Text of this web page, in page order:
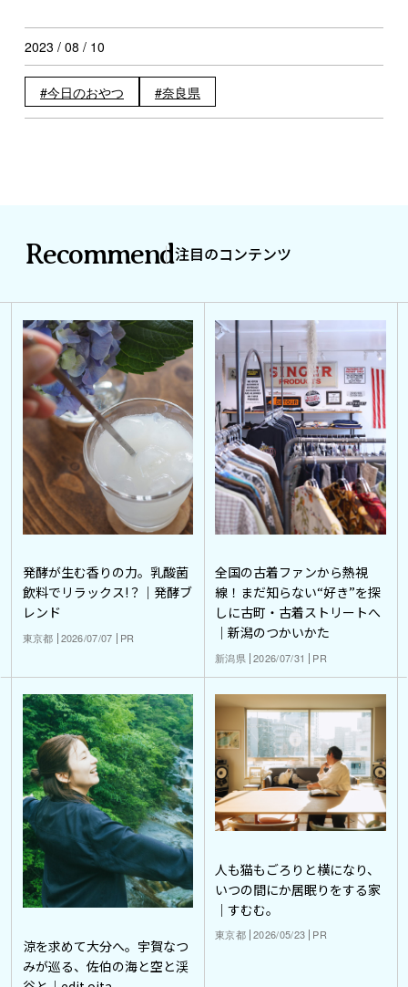
2023 / 08 / 10
今日のおやつ 奈良県
Recommend注目のコンテンツ
発酵が生む香りの力。乳酸菌
飲料でリラックス!？｜発酵ブ
レンド
東京都 2026/07/07 PR
全国の古着ファンから熱視
線！まだ知らない“好き”を探
しに古町・古着ストリートへ
｜新潟のつかいかた
新潟県 2026/07/31 PR
涼を求めて大分へ。宇賀なつ
みが巡る、佐伯の海と空と渓
人も猫もごろりと横になり、
いつの間にか居眠りをする家
｜すむむ。
東京都 2026/05/23 PR